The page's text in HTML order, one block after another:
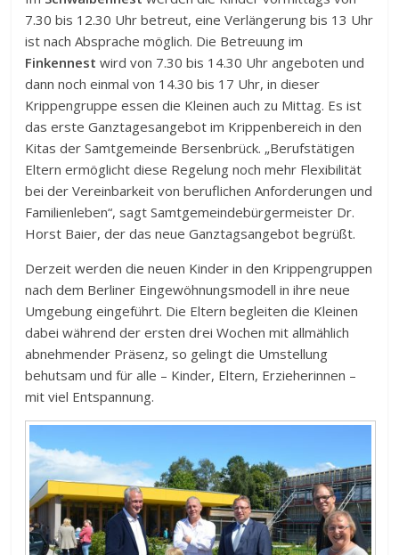
7.30 bis 12.30 Uhr betreut, eine Verlängerung bis 13 Uhr
ist nach Absprache möglich. Die Betreuung im
Finkennestwird von 7.30 bis 14.30 Uhr angeboten und
dann noch einmal von 14.30 bis 17 Uhr, in dieser
Krippengruppe essen die Kleinen auch zu Mittag. Es ist
das erste Ganztagesangebot im Krippenbereich in den
Kitas der Samtgemeinde Bersenbrück. „Berufstätigen
Eltern ermöglicht diese Regelung noch mehr Flexibilität
bei der Vereinbarkeit von beruflichen Anforderungen und
Familienleben“, sagt Samtgemeindebürgermeister Dr.
Horst Baier, der das neue Ganztagsangebot begrüßt.
Derzeit werden die neuen Kinder in den Krippengruppen
nach dem Berliner Eingewöhnungsmodell in ihre neue
Umgebung eingeführt. Die Eltern begleiten die Kleinen
dabei während der ersten drei Wochen mit allmählich
abnehmender Präsenz, so gelingt die Umstellung
behutsam und für alle – Kinder, Eltern, Erzieherinnen –
mit viel Entspannung.